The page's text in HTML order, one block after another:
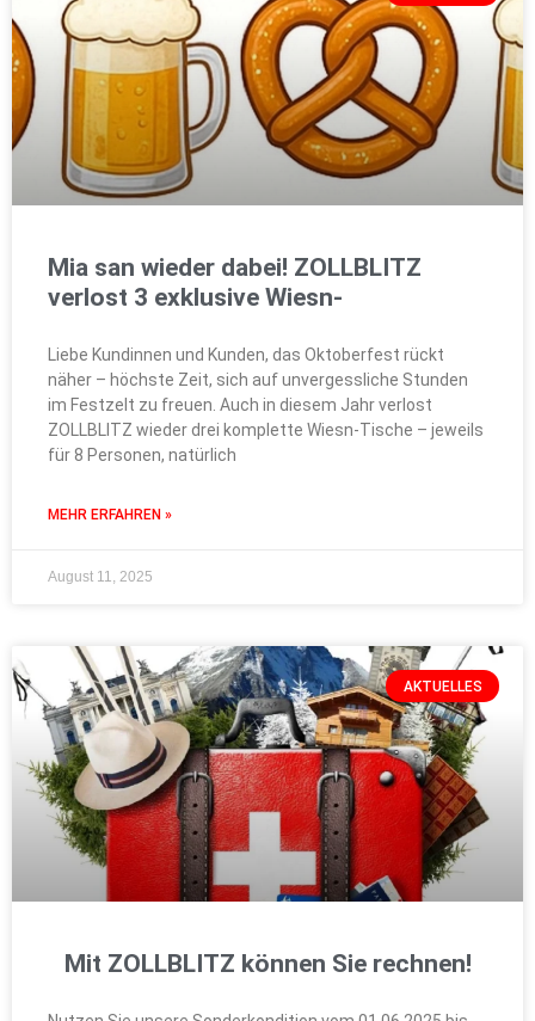
Mia san wieder dabei! ZOLLBLITZ
verlost 3 exklusive Wiesn-
Liebe Kundinnen und Kunden, das Oktoberfest rückt
näher – höchste Zeit, sich auf unvergessliche Stunden
im Festzelt zu freuen. Auch in diesem Jahr verlost
ZOLLBLITZ wieder drei komplette Wiesn-Tische – jeweils
für 8 Personen, natürlich
MEHR ERFAHREN »
August 11, 2025
AKTUELLES
Mit ZOLLBLITZ können Sie rechnen!